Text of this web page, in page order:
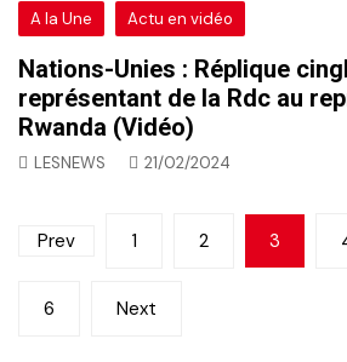
A la Une Actu en vidéo
Nations-Unies : Réplique
représentant de la Rdc au
Rwanda (Vidéo)
LESNEWS 21/02/2024
Pagination
publications
Prev 1 2 3
6 Next